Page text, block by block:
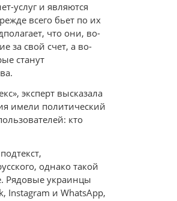
услуг и являются
всего бьет по их
что они, во-
за свой счет, а во-
станут
эксперт высказала
имели политический
кто
однако такой
Рядовые украинцы
Instagram и WhatsApp,